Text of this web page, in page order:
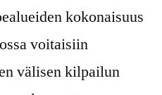
kokonaisuus
voitaisiin
välisen kilpailun